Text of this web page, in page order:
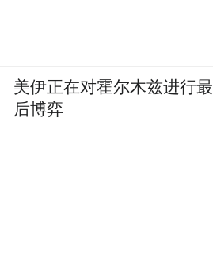
美伊正在对霍尔木兹进行最
后博弈